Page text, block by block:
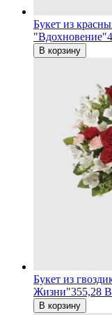
Букет из
"Вдохновение"
В корзину
Букет из
Жизни"355,28
В корзину